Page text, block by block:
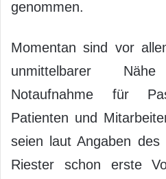
genommen.
Momentan sind vor
unmittelbarer
Notaufnahme für
Patienten und
seien laut Angaben des
Riester schon erste